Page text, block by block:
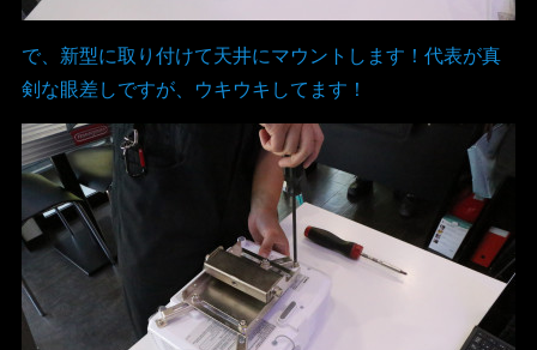
で、新型に取り付けて天井にマウントします！代表が真
剣な眼差しですが、ウキウキしてます！